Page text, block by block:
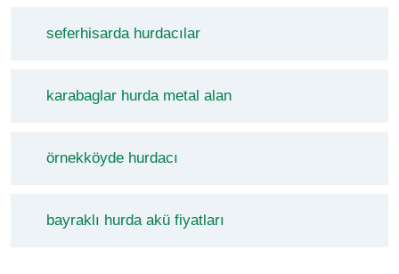
seferhisarda hurdacılar
karabaglar hurda metal alan
örnekköyde hurdacı
bayraklı hurda akü fiyatları